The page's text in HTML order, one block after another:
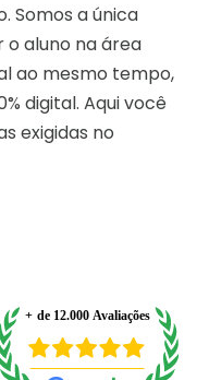
Somos a única
aluno na área
ao mesmo tempo,
digital. Aqui você
exigidas no